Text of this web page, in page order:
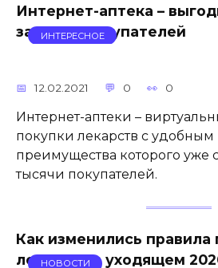
Интернет-аптека –
занятых покупателей
ИНТЕРЕСНОЕ
12.02.2021 0 0
Интернет-аптеки –
покупки лекарств с
преимущества которого уже
тысячи покупателей.
Как изменились
лекарств в уходящем
НОВОСТИ